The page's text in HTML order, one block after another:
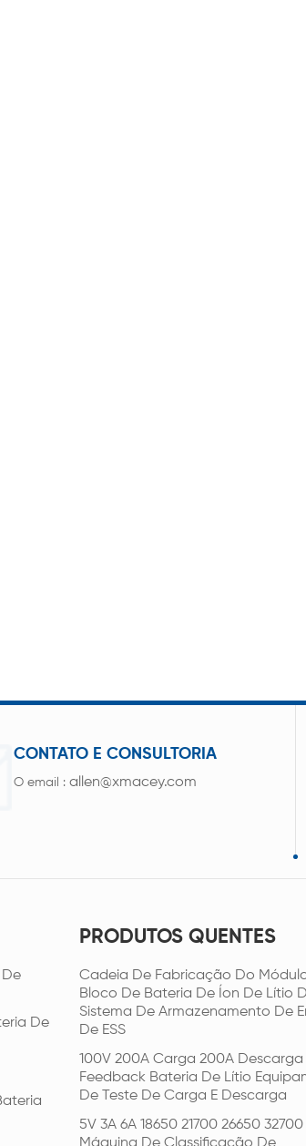
CONTATO E CONSULTORIA
O email :allen@xmacey.com
De
PRODUTOS QUENTES
Cadeia De Fabricação Do
Bloco De Bateria De Íon De Lítio
Sistema De Armazenamento De
De ESS
100V 200A Carga 200A
Feedback Bateria De Lítio
De Teste De Carga E Descarga
5V 3A 6A 18650 21700 26650 32700
Máquina De Classificação De